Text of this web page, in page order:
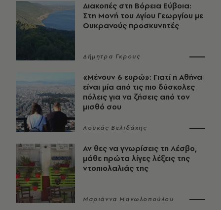
Διακοπές στη Βόρεια Εύβοια:
Στη Μονή του Αγίου Γεωργίου με
Ουκρανούς προσκυνητές
Δήμητρα Γκρους
«Μένουν 6 ευρώ»: Γιατί η Αθήνα
είναι μία από τις πιο δύσκολες
πόλεις για να ζήσεις από τον
μισθό σου
Λουκάς Βελιδάκης
Αν θες να γνωρίσεις τη Λέσβο,
μάθε πρώτα λίγες λέξεις της
ντοπιολαλιάς της
Μαριάννα Μανωλοπούλου